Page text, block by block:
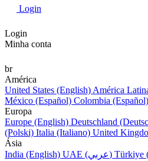
Login
Login
Minha conta
br
América
United States (English) América
México (Español) Colombia (Español)
Europa
Europe (English) Deutschland
(Polski) Italia (Italiano) United
Ásia
India (English)
UAE (عربي) Türkiye